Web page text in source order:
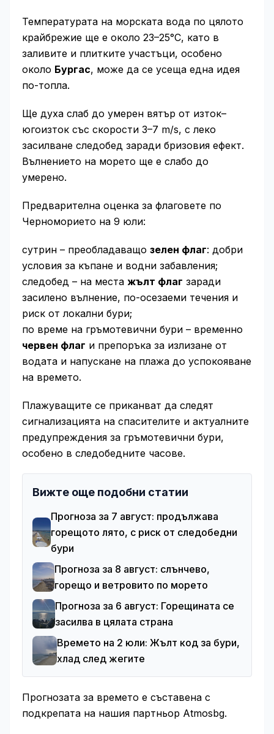
Температурата на морската вода по цялото
крайбрежие ще е около 23–25°C, като в
заливите и плитките участъци, особено
около Бургас, може да се усеща една идея
по-топла.
Ще духа слаб до умерен вятър от изток–
югоизток със скорости 3–7 m/s, с леко
засилване следобед заради бризовия ефект.
Вълнението на морето ще е слабо до
умерено.
Предварителна оценка за флаговете по
Черноморието на 9 юли:
сутрин – преобладаващо зелен флаг: добри
условия за къпане и водни забавления;
следобед – на места жълт флаг заради
засилено вълнение, по-осезаеми течения и
риск от локални бури;
по време на гръмотевични бури – временно
червен флаг и препоръка за излизане от
водата и напускане на плажа до успокояване
на времето.
Плажуващите се приканват да следят
сигнализацията на спасителите и актуалните
предупреждения за гръмотевични бури,
особено в следобедните часове.
Вижте още подобни статии
Прогноза за 7 август: продължава
горещото лято, с риск от следобедни
бури
Прогноза за 8 август: слънчево,
горещо и ветровито по морето
Прогноза за 6 август: Горещината се
засилва в цялата страна
Времето на 2 юли: Жълт код за бури,
хлад след жегите
Прогнозата за времето е съставена с
подкрепата на нашия партньор Atmosbg.